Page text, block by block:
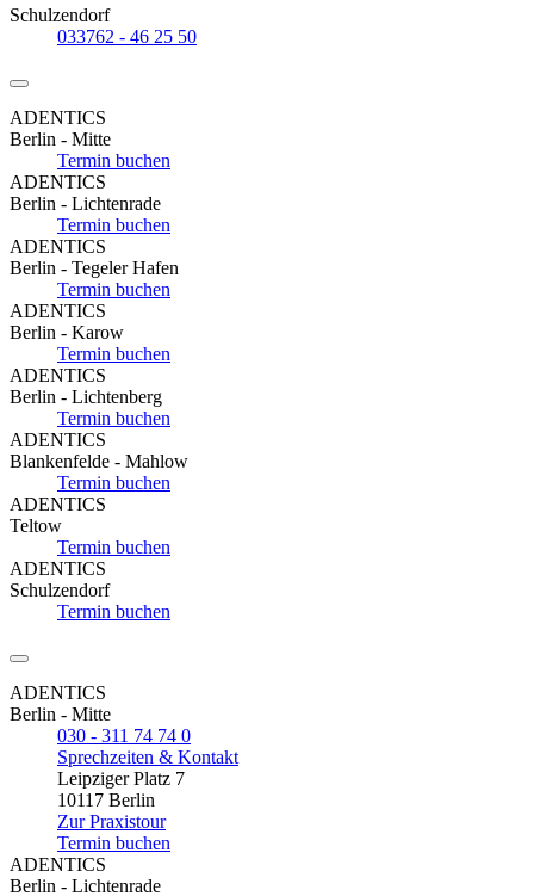
Schulzendorf
033762 - 46 25 50
ADENTICS
Berlin - Mitte
Termin buchen
ADENTICS
Berlin - Lichtenrade
Termin buchen
ADENTICS
Berlin - Tegeler Hafen
Termin buchen
ADENTICS
Berlin - Karow
Termin buchen
ADENTICS
Berlin - Lichtenberg
Termin buchen
ADENTICS
Blankenfelde - Mahlow
Termin buchen
ADENTICS
Teltow
Termin buchen
ADENTICS
Schulzendorf
Termin buchen
ADENTICS
Berlin - Mitte
030 - 311 74 74 0
Sprechzeiten & Kontakt
Leipziger Platz 7
10117 Berlin
Zur Praxistour
Termin buchen
ADENTICS
Berlin - Lichtenrade